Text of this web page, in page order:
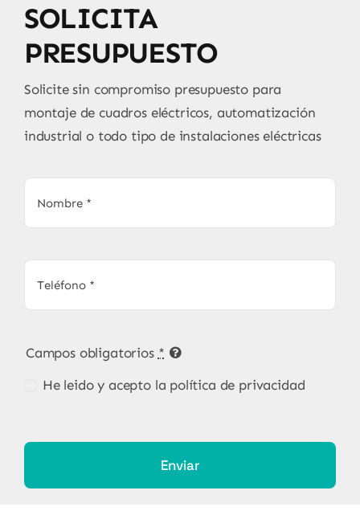
SOLICITA
PRESUPUESTO
Solicite sin compromiso presupuesto para
montaje de cuadros eléctricos, automatización
industrial o todo tipo de instalaciones eléctricas
Campos obligatorios *
He leido y acepto la política de privacidad
Enviar